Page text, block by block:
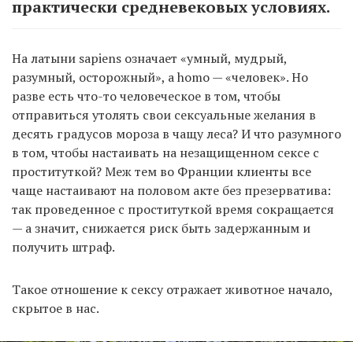
практически средневековых условиях.
На латыни sapiens означает «умный, мудрый,
разумный, осторожный», а homo — «человек». Но
разве есть что-то человеческое в том, чтобы
отправиться утолять свои сексуальные желания в
десять градусов мороза в чащу леса? И что разумного
в том, чтобы настаивать на незащищенном сексе с
проституткой? Меж тем во Франции клиенты все
чаще настаивают на половом акте без презерватива:
так проведенное с проституткой время сокращается
— а значит, снижается риск быть задержанным и
получить штраф.
Такое отношение к сексу отражает животное начало,
скрытое в нас.